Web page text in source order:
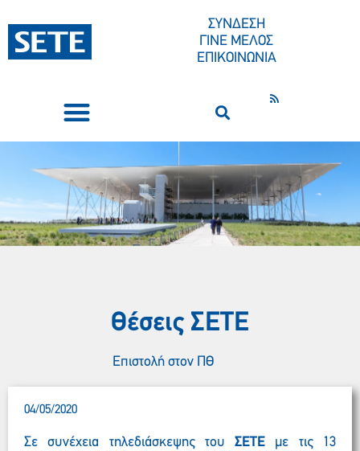
ΣΥΝΔΕΣΗ
ΓΙΝΕ ΜΕΛΟΣ
ΕΠΙΚΟΙΝΩΝΙΑ
Θέσεις ΣΕΤE
Επιστολή στον ΠΘ
04/05/2020
Σε συνέχεια τηλεδιάσκεψης τουΣΕΤΕ με τις 13